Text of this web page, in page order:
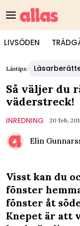
LIVSÖDEN
Lästips:
Så väljer du
väderstreck!
INREDNING 20 feb,
Elin
Visst kan du
fönster
fönster åt
Knepet är att